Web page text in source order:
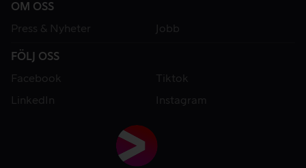
OM OSS
Press & Nyheter
Jobb
FÖLJ OSS
Facebook
Tiktok
LinkedIn
Instagram